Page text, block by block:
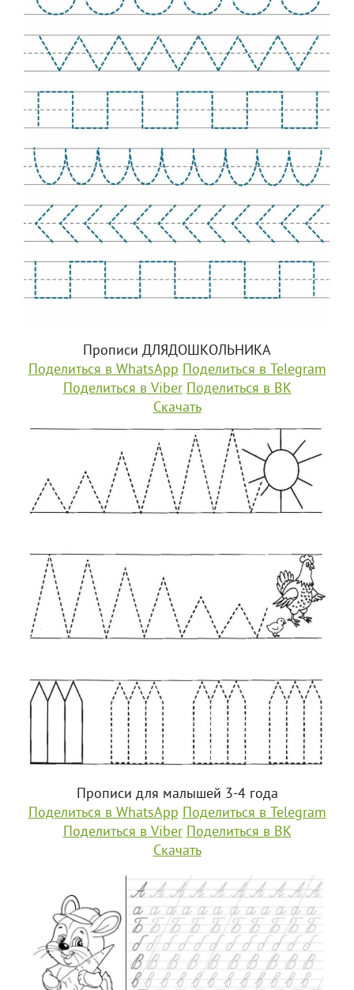
Прописи ДЛЯДОШКОЛЬНИКА
Поделиться в WhatsApp Поделиться в Telegram
Поделиться в Viber Поделиться в ВК
Скачать
Прописи для малышей 3-4 года
Поделиться в WhatsApp Поделиться в Telegram
Поделиться в Viber Поделиться в ВК
Скачать